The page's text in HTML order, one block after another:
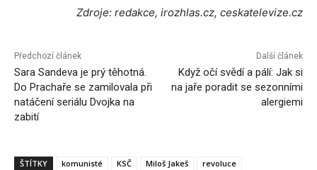
Zdroje: redakce, irozhlas.cz, ceskatelevize.cz
Předchozí článek
Sara Sandeva je prý těhotná.
Do Prachaře se zamilovala při
natáčení seriálu Dvojka na
zabití
Další článek
Když očí svědí a pálí: Jak si
na jaře poradit se sezonními
alergiemi
ŠTÍTKY komunisté KSČ Miloš Jakeš revoluce